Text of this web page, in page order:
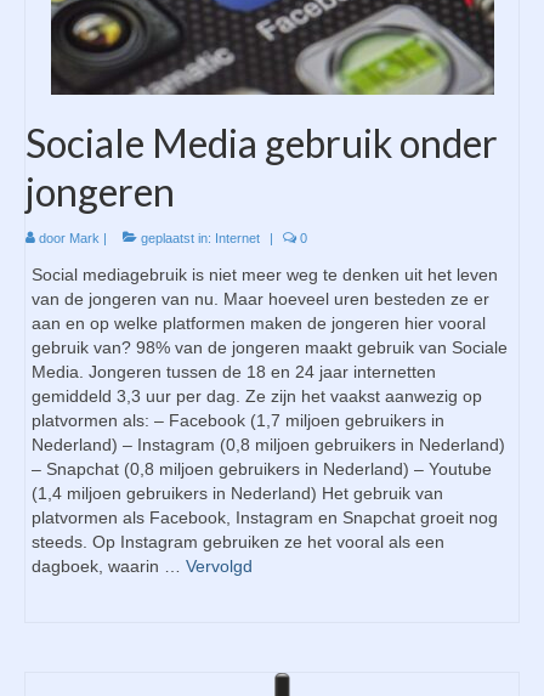
Sociale Media gebruik onder
jongeren
door Mark geplaatst in: Internet 0
Social mediagebruik is niet meer weg te denken uit het leven
van de jongeren van nu. Maar hoeveel uren besteden ze er
aan en op welke platformen maken de jongeren hier vooral
gebruik van? 98% van de jongeren maakt gebruik van Sociale
Media. Jongeren tussen de 18 en 24 jaar internetten
gemiddeld 3,3 uur per dag. Ze zijn het vaakst aanwezig op
platvormen als: – Facebook (1,7 miljoen gebruikers in
Nederland) – Instagram (0,8 miljoen gebruikers in Nederland)
– Snapchat (0,8 miljoen gebruikers in Nederland) – Youtube
(1,4 miljoen gebruikers in Nederland) Het gebruik van
platvormen als Facebook, Instagram en Snapchat groeit nog
steeds. Op Instagram gebruiken ze het vooral als een
dagboek, waarin … Vervolgd